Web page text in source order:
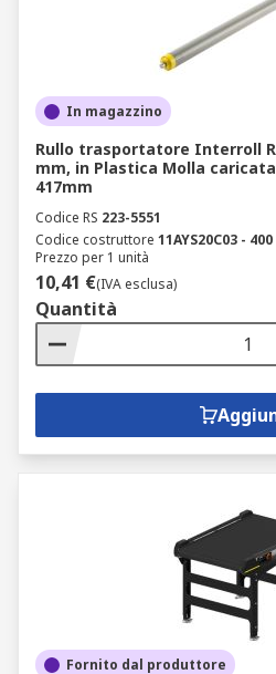
In magazzino
Rullo trasportatore Interroll
mm, in Plastica Molla
417mm
Codice RS 223-5551
Codice costruttore 11AYS20C03 - 400
Prezzo per 1 unità
10,41 €(IVA esclusa)
Quantità
Fornito dal produttore